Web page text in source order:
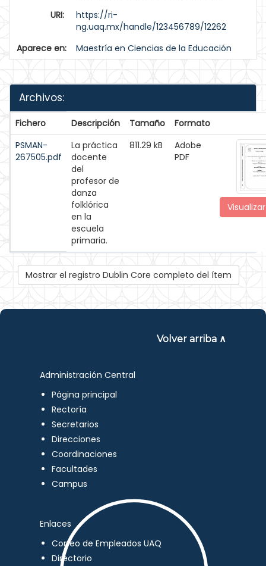
URI:
https://ri-
ng.uaq.mx/handle/123456789/12262
Aparece en:
Maestría en Ciencias de la Educación
Archivos:
Fichero Descripción Tamaño
Formato
PSMAN-
267505.pdf
La práctica
docente
del
profesor de
danza
folklórica
en la
escuela
primaria.
811.29 kB
Adobe
PDF
Mostrar el registro Dublin Core completo del ítem
Volver arriba ∧
Administración Central
Página principal
Rectoría
Secretarios
Direcciones
Coordinaciones
Facultades
Campus
Enlaces
Correo de Empleados UAQ
Directorio